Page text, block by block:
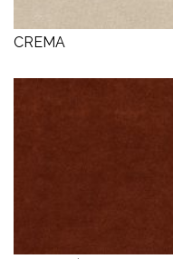
CREMA